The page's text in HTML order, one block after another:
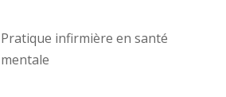
Pratique infirmière en santé
mentale